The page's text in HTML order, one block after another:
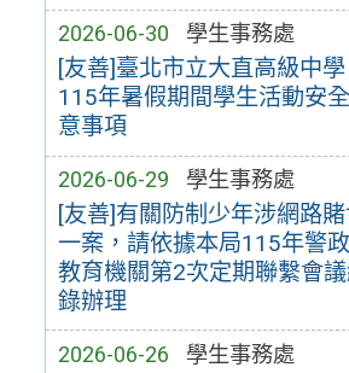
2026-06-30 學生事務處
[友善]臺北市立大直高級中學
115年暑假期間學生活動安
意事項
2026-06-29 學生事務處
[友善]有關防制少年涉網路
一案，請依據本局115年警政
教育機關第2次定期聯繫會
錄辦理
2026-06-26 學生事務處